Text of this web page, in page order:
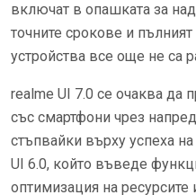
включат в опашката за
точните срокове и
устройства все още не са
realme UI 7.0 се очаква да
със смартфони чрез
стъпвайки върху успеха
UI 6.0, който въведе
оптимизация на